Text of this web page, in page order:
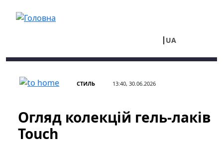
UA
СТИЛЬ 13:40, 30.06.2026
Огляд колекцій гель-лаків
Touch